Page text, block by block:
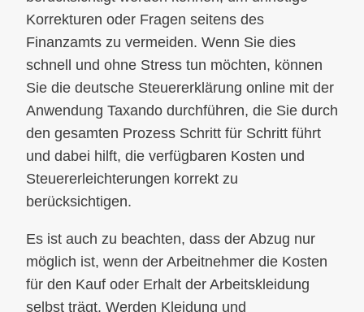
Korrekturen oder Fragen seitens des
Finanzamts zu vermeiden. Wenn Sie dies
schnell und ohne Stress tun möchten, können
Sie die deutsche Steuererklärung online mit der
Anwendung Taxando durchführen, die Sie durch
den gesamten Prozess Schritt für Schritt führt
und dabei hilft, die verfügbaren Kosten und
Steuererleichterungen korrekt zu
berücksichtigen.
Es ist auch zu beachten, dass der Abzug nur
möglich ist, wenn der Arbeitnehmer die Kosten
für den Kauf oder Erhalt der Arbeitskleidung
selbst trägt. Werden Kleidung und